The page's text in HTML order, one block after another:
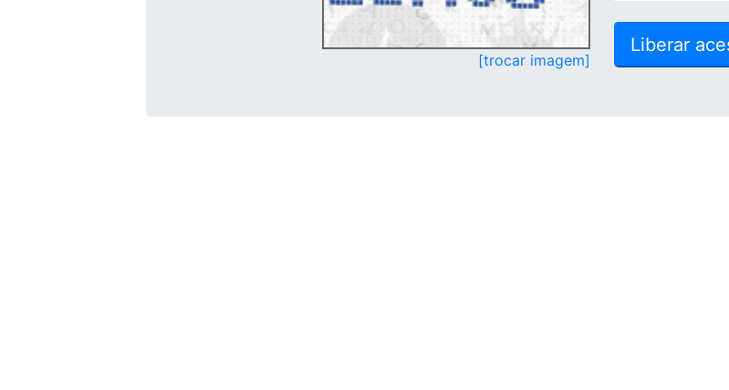
[trocar imagem]